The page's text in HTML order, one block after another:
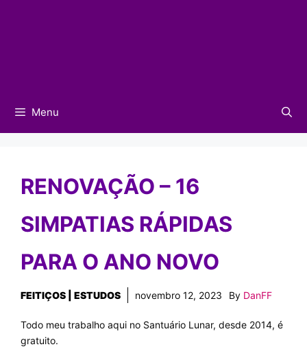
Menu
RENOVAÇÃO – 16
SIMPATIAS RÁPIDAS
PARA O ANO NOVO
FEITIÇOS | ESTUDOS novembro 12, 2023 By DanFF
Todo meu trabalho aqui no Santuário Lunar, desde 2014, é
gratuito.